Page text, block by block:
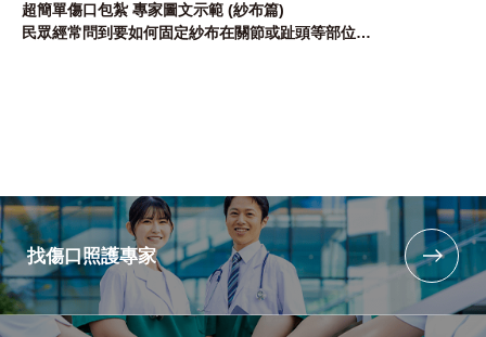
超簡單傷口包紮 專家圖文示範 (紗布篇)
民眾經常問到要如何固定紗布在關節或趾頭等部位
找傷口照護專家